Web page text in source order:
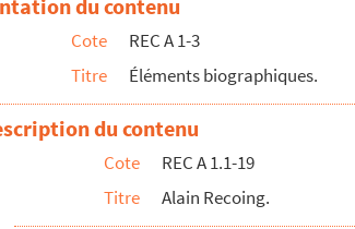
de directeur du Centre d'animation culturelle
la main d'œuvre d'Alain Recoing
au 15/11/1966
à 1992
au 21/03/2009
Recoing
du contenu
Cote
REC A 1-3
Titre
Éléments biographiques.
du contenu
Cote
REC A 1.1-19
Titre
Alain Recoing.